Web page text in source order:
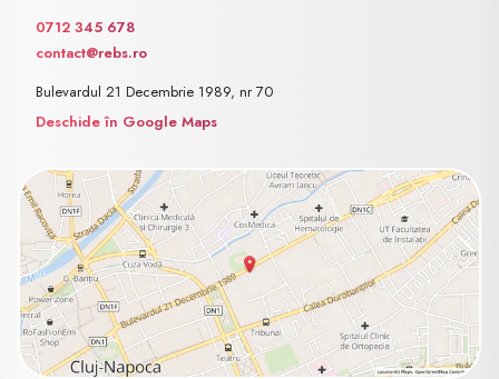
0712 345 678
contact@rebs.ro
Bulevardul 21 Decembrie 1989, nr 70
Deschide în Google Maps